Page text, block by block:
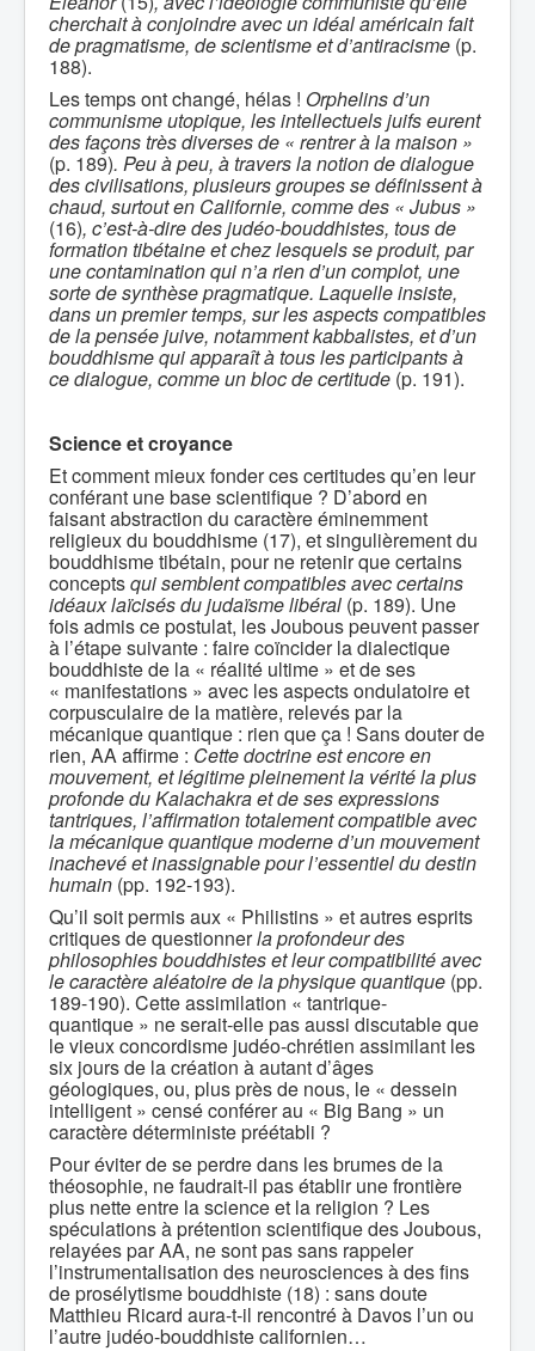
cherchait à conjoindre avec un idéal américain fait
de pragmatisme, de scientisme et d’antiracisme (p.
188).
Les temps ont changé, hélas ! Orphelins d’un
communisme utopique, les intellectuels juifs eurent
des façons très diverses de « rentrer à la maison »
(p. 189). Peu à peu, à travers la notion de dialogue
des civilisations, plusieurs groupes se définissent à
chaud, surtout en Californie, comme des « Jubus »
(16), c’est-à-dire des judéo-bouddhistes, tous de
formation tibétaine et chez lesquels se produit, par
une contamination qui n’a rien d’un complot, une
sorte de synthèse pragmatique. Laquelle insiste,
dans un premier temps, sur les aspects compatibles
de la pensée juive, notamment kabbalistes, et d’un
bouddhisme qui apparaît à tous les participants à
ce dialogue, comme un bloc de certitude (p. 191).
Science et croyance
Et comment mieux fonder ces certitudes qu’en leur
conférant une base scientifique ? D’abord en
faisant abstraction du caractère éminemment
religieux du bouddhisme (17), et singulièrement du
bouddhisme tibétain, pour ne retenir que certains
conceptsqui semblent compatibles avec certains
idéaux laïcisés du judaïsme libéral (p. 189). Une
fois admis ce postulat, les Joubous peuvent passer
à l’étape suivante : faire coïncider la dialectique
bouddhiste de la « réalité ultime » et de ses
« manifestations » avec les aspects ondulatoire et
corpusculaire de la matière, relevés par la
mécanique quantique : rien que ça ! Sans douter de
rien, AA affirme : Cette doctrine est encore en
mouvement, et légitime pleinement la vérité la plus
profonde du Kalachakra et de ses expressions
tantriques, l’affirmation totalement compatible avec
la mécanique quantique moderne d’un mouvement
inachevé et inassignable pour l’essentiel du destin
humain (pp. 192-193).
Qu’il soit permis aux « Philistins » et autres esprits
critiques de questionnerla profondeur des
philosophies bouddhistes et leur compatibilité avec
le caractère aléatoire de la physique quantique (pp.
189-190). Cette assimilation « tantrique-
quantique » ne serait-elle pas aussi discutable que
le vieux concordisme judéo-chrétien assimilant les
six jours de la création à autant d’âges
géologiques, ou, plus près de nous, le « dessein
intelligent » censé conférer au « Big Bang » un
caractère déterministe préétabli ?
Pour éviter de se perdre dans les brumes de la
théosophie, ne faudrait-il pas établir une frontière
plus nette entre la science et la religion ? Les
spéculations à prétention scientifique des Joubous,
relayées par AA, ne sont pas sans rappeler
l’instrumentalisation des neurosciences à des fins
de prosélytisme bouddhiste (18) : sans doute
Matthieu Ricard aura-t-il rencontré à Davos l’un ou
l’autre judéo-bouddhiste californien…